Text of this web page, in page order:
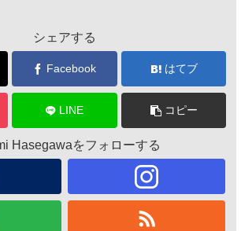
シェアする
Facebook はてブ
LINE コピー
Hasegawaをフォローする